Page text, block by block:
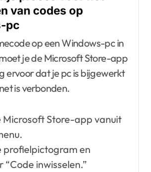
van codes op
pc
op een Windows-pc in
je de Microsoft Store-app
ervoor dat je pc is bijgewerkt
is verbonden.
Microsoft Store-app vanuit
profielpictogram en
“Code inwisselen.”